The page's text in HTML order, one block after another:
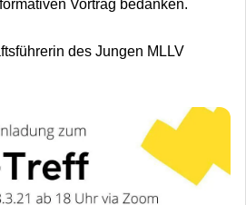
Vortrag bedanken.
des Jungen MLLV